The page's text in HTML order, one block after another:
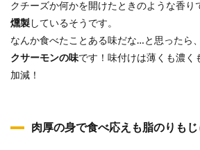
クチーズか何かを開けたときのような香り
燻製 しているそうです。
なんか食べたことある味だな…と思ったら
クサーモンの味です！味付けは薄くも濃く
加減！
肉厚の身で食べ応えも脂のりも